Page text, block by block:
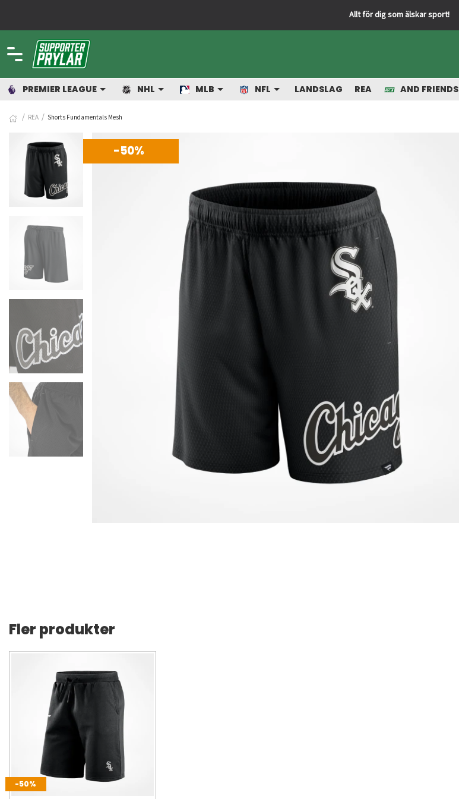
PREMIER LEAGUE NHL MLB NFL LANDSLAG REA AND FRIENDS
REA Shorts Fundamentals Mesh
-50%
Fler produkter
-50%